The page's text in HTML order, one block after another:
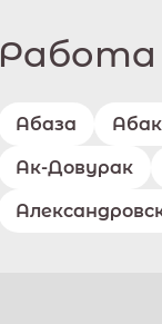
Работа
Абаза
Ак-Довурак